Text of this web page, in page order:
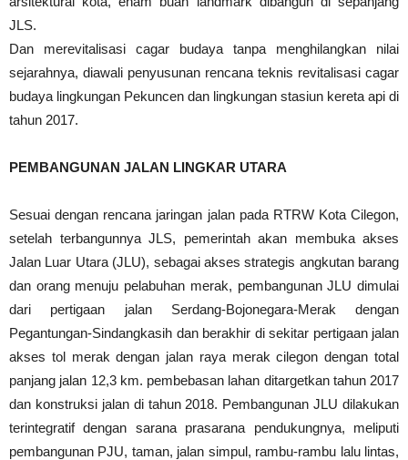
JLS.
Dan merevitalisasi cagar budaya tanpa menghilangkan nilai
sejarahnya, diawali penyusunan rencana teknis revitalisasi cagar
budaya lingkungan Pekuncen dan lingkungan stasiun kereta api di
tahun 2017.
PEMBANGUNAN JALAN LINGKAR UTARA
Sesuai dengan rencana jaringan jalan pada RTRW Kota Cilegon,
setelah terbangunnya JLS, pemerintah akan membuka akses
Jalan Luar Utara (JLU), sebagai akses strategis angkutan barang
dan orang menuju pelabuhan merak, pembangunan JLU dimulai
dari pertigaan jalan Serdang-Bojonegara-Merak dengan
Pegantungan-Sindangkasih dan berakhir di sekitar pertigaan jalan
akses tol merak dengan jalan raya merak cilegon dengan total
panjang jalan 12,3 km. pembebasan lahan ditargetkan tahun 2017
dan konstruksi jalan di tahun 2018. Pembangunan JLU dilakukan
terintegratif dengan sarana prasarana pendukungnya, meliputi
pembangunan PJU, taman, jalan simpul, rambu-rambu lalu lintas,